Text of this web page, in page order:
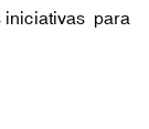
iniciativas para